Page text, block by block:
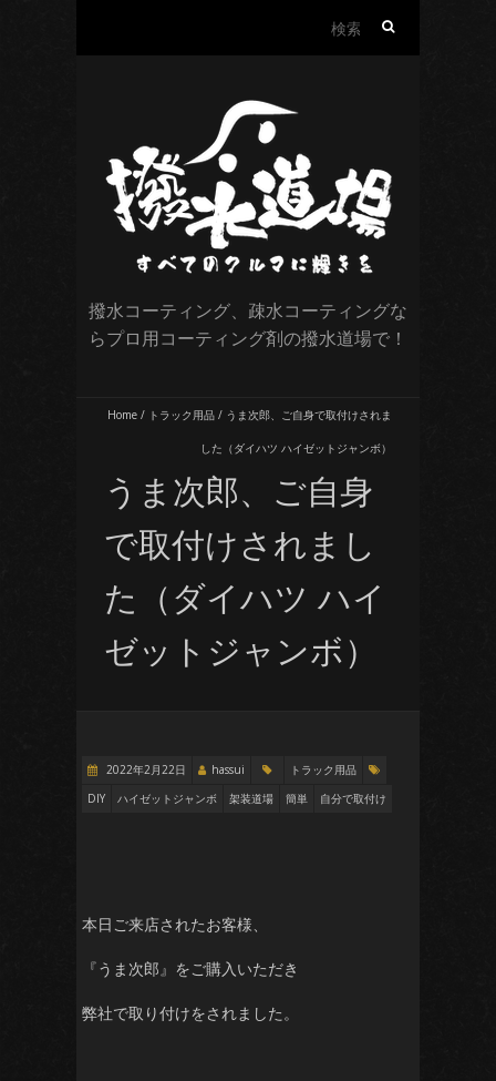
撥水コーティング、疎水コーティングな
らプロ用コーティング剤の撥水道場で！
Home / トラック用品 / うま次郎、ご自身で取付けされま
した（ダイハツ ハイゼットジャンボ）
うま次郎、ご自身
で取付けされまし
た（ダイハツ ハイ
ゼットジャンボ）
2022年2月22日 hassui
トラック用品
DIY
ハイゼットジャンボ 架装道場 簡単 自分で取付け
本日ご来店されたお客様、
『うま次郎』をご購入いただき
弊社で取り付けをされました。